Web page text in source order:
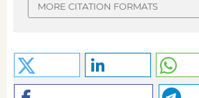
MORE CITATION FORMATS